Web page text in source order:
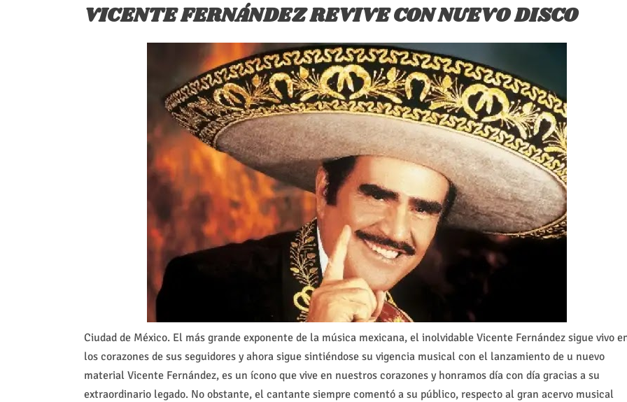
VICENTE FERNÁNDEZ REVIVE CON NUEVO DISCO
Ciudad de México. El más grande exponente de la música mexicana, el inolvidable Vicente Fernández sigue vivo
los corazones de sus seguidores y ahora sigue sintiéndose su vigencia musical con el lanzamiento de u nuevo
material Vicente Fernández, es un ícono que vive en nuestros corazones y honramos día con día gracias a su
extraordinario legado. No obstante, el cantante siempre comentó a su público, respecto al gran acervo musical